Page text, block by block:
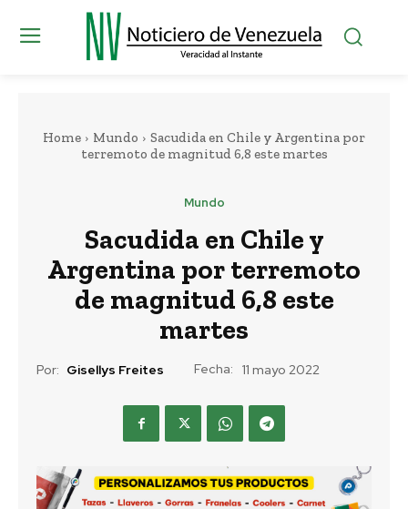
Home Mundo
Sacudida en Chile y Argentina por
terremoto de magnitud 6,8 este martes
Mundo
Sacudida en Chile y
Argentina por terremoto
de magnitud 6,8 este
martes
Por: Gisellys Freites Fecha: 11 mayo 2022